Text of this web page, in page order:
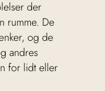
der
rumme. De
og de
andres
for lidt eller